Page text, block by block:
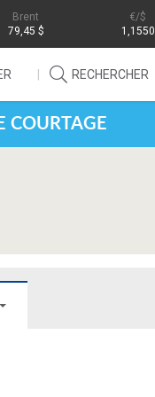
Brent
79,45 $
/$
1,1550
RECHERCHER
COURTAGE